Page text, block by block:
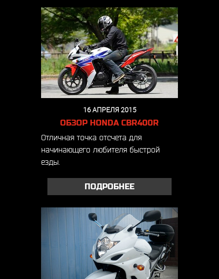
16 АПРЕЛЯ 2015
ОБЗОР HONDA CBR400R
Отличная точка отсчета для
начинающего любителя быстрой
езды.
ПОДРОБНЕЕ